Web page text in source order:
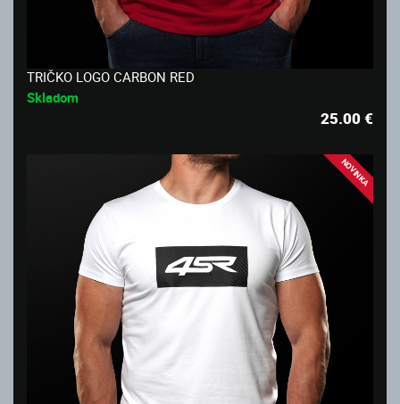
TRIČKO LOGO CARBON RED
Skladom
25.00€
NOVINKA